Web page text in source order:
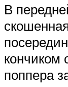
В
кончиком
поппера